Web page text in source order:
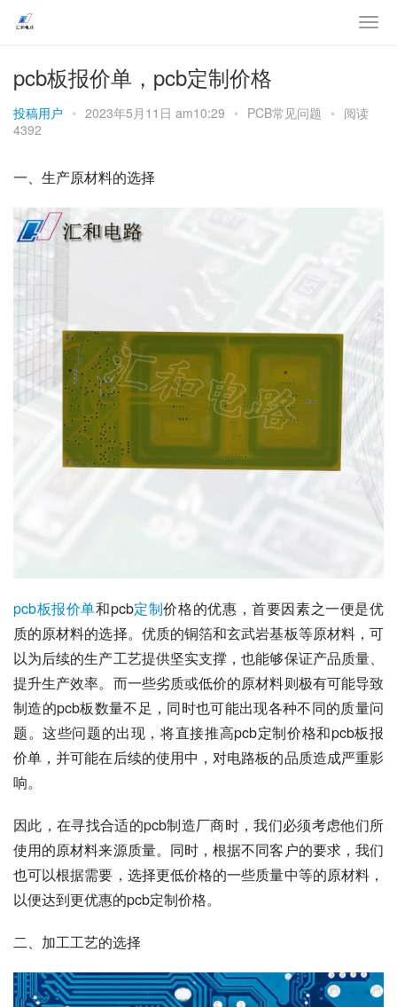
pcb板报价单，pcb定制价格
投稿用户 • 2023年5月11日 am10:29 • PCB常见问题 • 阅读
4392
一、生产原材料的选择
pcb板报价单和pcb定制价格的优惠，首要因素之一便是优
质的原材料的选择。优质的铜箔和玄武岩基板等原材料，可
以为后续的生产工艺提供坚实支撑，也能够保证产品质量、
提升生产效率。而一些劣质或低价的原材料则极有可能导致
制造的pcb板数量不足，同时也可能出现各种不同的质量问
题。这些问题的出现，将直接推高pcb定制价格和pcb板报
价单，并可能在后续的使用中，对电路板的品质造成严重影
响。
因此，在寻找合适的pcb制造厂商时，我们必须考虑他们所
使用的原材料来源质量。同时，根据不同客户的要求，我们
也可以根据需要，选择更低价格的一些质量中等的原材料，
以便达到更优惠的pcb定制价格。
二、加工工艺的选择